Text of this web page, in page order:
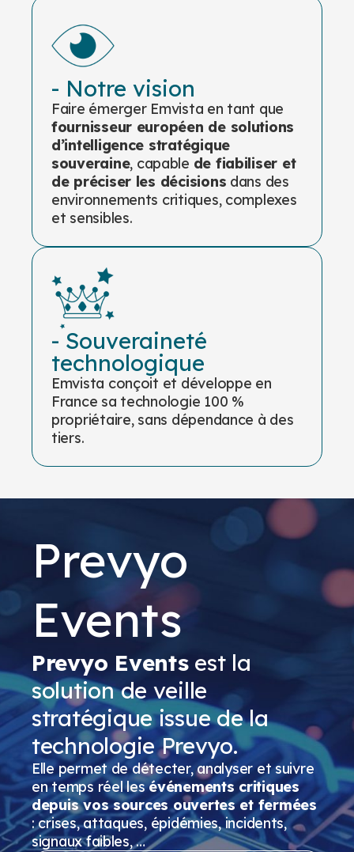
- Notre vision
Faire émerger Emvista en tant que
fournisseur européen de solutions
d’intelligence stratégique
souveraine, capable de fiabiliser et
de préciser les décisions dans des
environnements critiques, complexes
et sensibles.
- Souveraineté
technologique
Emvista conçoit et développe en
France sa technologie 100 %
propriétaire, sans dépendance à des
tiers.
Prevyo
Events
Prevyo Eventsest la
solution de veille
stratégique issue de la
technologie Prevyo.
Elle permet de détecter, analyser et suivre
en temps réel lesévénements critiques
depuis vos sources ouvertes et fermées
: crises, attaques, épidémies, incidents,
signaux faibles, …